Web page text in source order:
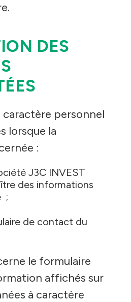
DES
caractère personnel
lorsque la
:
J3C INVEST
des informations
;
de contact du
le formulaire
affichés sur
à caractère